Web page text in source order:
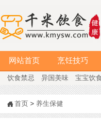
网站首页 烹饪技巧
饮食禁忌 异国美味 宝宝饮
首页 > 养生保健